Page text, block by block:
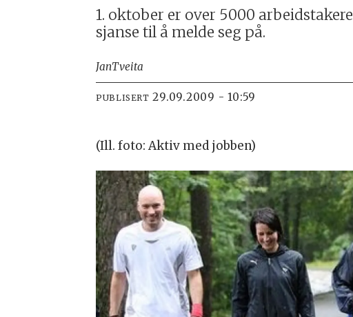
1. oktober er over 5000
sjanse til å melde seg på.
JanTveita
PUBLISERT 29.09.2009 - 10:59
(Ill. foto: Aktiv med jobben)